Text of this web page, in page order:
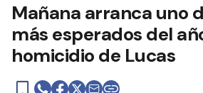
Mañana arranca uno
más esperados del
homicidio de Lucas